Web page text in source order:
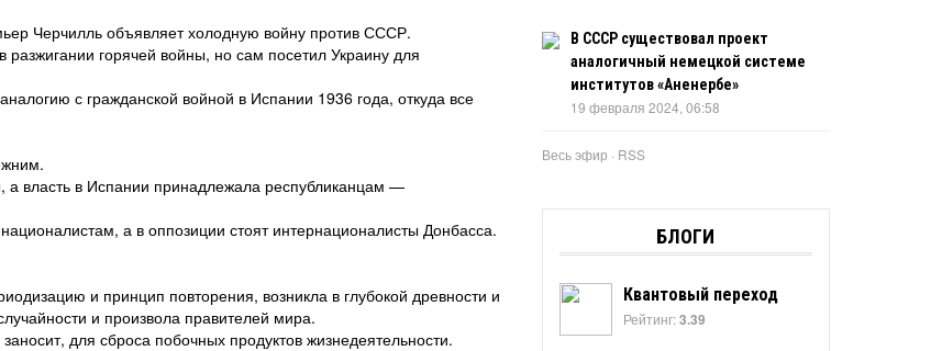
Черчилль объявляет холодную войну против СССР.
горячей войны, но сам посетил Украину для
с гражданской войной в Испании 1936 года, откуда все
власть в Испании принадлежала республиканцам —
а в оппозиции стоят интернационалисты Донбасса.
и принцип повторения, возникла в глубокой древности и
и произвола правителей мира.
для сброса побочных продуктов жизнедеятельности.
В СССР существовал проект
аналогичный немецкой системе
институтов «Аненербе»
19 февраля 2024, 06:58
Весь эфир · RSS
БЛОГИ
Квантовый переход
Рейтинг:3.39